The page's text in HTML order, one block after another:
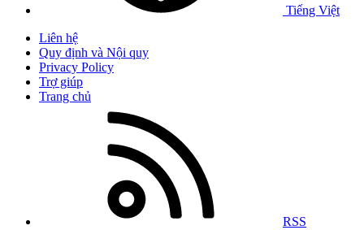
Tiếng Việt
Liên hệ
Quy định và Nội quy
Privacy Policy
Trợ giúp
Trang chủ
RSS